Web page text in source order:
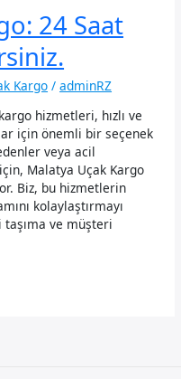
24 Saat
Kargo /adminRZ
hizmetleri, hızlı ve
için önemli bir seçenek
veya acil
Malatya Uçak Kargo
Biz, bu hizmetlerin
kolaylaştırmayı
taşıma ve müşteri